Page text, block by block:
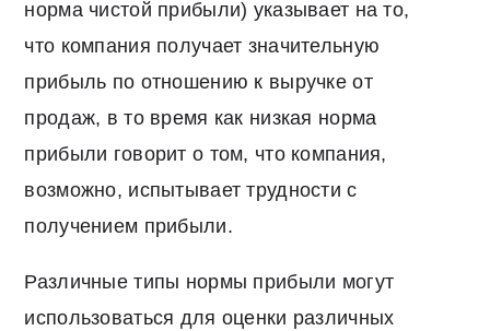
норма чистой прибыли) указывает на то,
что компания получает значительную
прибыль по отношению к выручке от
продаж, в то время как низкая норма
прибыли говорит о том, что компания,
возможно, испытывает трудности с
получением прибыли.
Различные типы нормы прибыли могут
использоваться для оценки различных